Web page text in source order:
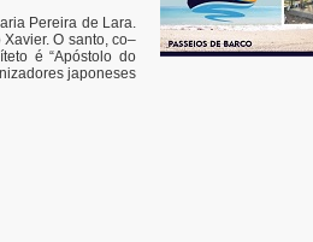
Pereira de Lara.
O santo, co–
é “Apóstolo do
japoneses